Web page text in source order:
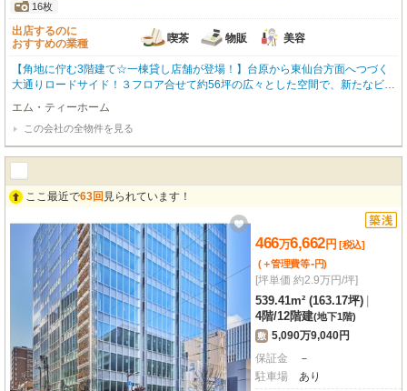
16枚
出店するのに
おすすめの業種
喫茶 物販 美容
【角地に佇む3階建て☆一棟貸し店舗が登場！】台原から東仙台方面へつづく
大通りロードサイド！３フロア合せて約56坪の広々とした空間で、新たなビジ
ネスチャンスを掴みませんか？仙台市営地下鉄南北線「旭ヶ丘駅」「台原駅」
から徒歩12分🚃主要幹線道路に面し、2階・3階は全面ガラス張り、南向きで
陽当たり良好、窓からの街路樹が美しいです🌳軽自動車サイズ駐車場１台付き
（無料）🚘 建物１階の東側部分（23㎡）を駐車スペース約２台分へ変更する
こと可能です、詳細はお問合せください🚗ほか近隣に借上げ駐車場も１台分有
ります（9000円/月）🚙吹き抜けの内階段が開放感を演出、2階はショールー
ム、3階は傾斜天井を活かした個性的な空間づくりに◎屋上スペース活用可🌞
この空間をぜひ一度現地で体感してください。内覧ご希望やお問合せお待ちし
ております！※内覧は立会いになるため日程調整いたします（日曜日を除く）
【 エム・ティーホーム TEL022ｰ374ｰ5212】へ 問合せフォームやお電話でお
気軽にご連絡ください📞✉
エム・ティーホーム
この会社の全物件を見る
ここ最近で63回 見られています！
466万6,662円 [税込]
(＋管理費等-円)
[坪単価 約2.9万円/坪]
539.41m² (163.17坪)
4階/12階建(地下1階)
敷 5,090万9,040円
保証金
－
駐車場
あり